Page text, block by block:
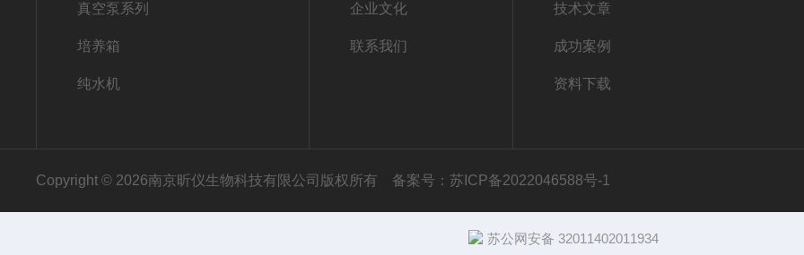
真空泵系列
培养箱
纯水机
企业文化
联系我们
技术文章
成功案例
资料下载
Copyright © 2026南京昕仪生物科技有限公司版权所有 备案号：苏ICP备2022046588号-1
苏公网安备 32011402011934